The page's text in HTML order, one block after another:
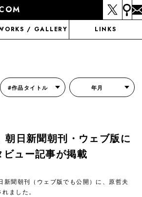
/ GALLERY LINKS
#作品タイトル 年月
朝日新聞朝刊・ウェブ版に
ュー記事が掲載
新聞朝刊（ウェブ版でも公開）に、原哲夫
ました。